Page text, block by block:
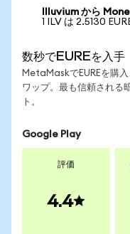
Illuvium から
1 ILV は 2.5130
数秒でEUREを入手
MetaMaskでEUREを購
ワップ。最も信頼される
ト。
Google Play
評価
4.4